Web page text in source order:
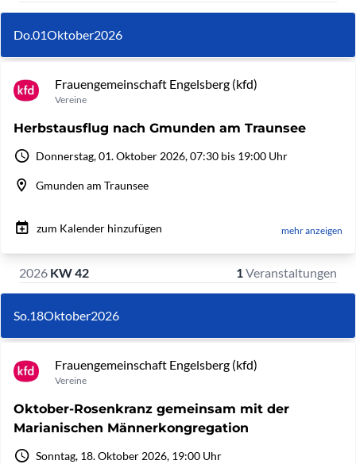
Do.01Oktober2026
Frauengemeinschaft Engelsberg (kfd)
Vereine
Herbstausflug nach Gmunden am Traunsee
Donnerstag, 01. Oktober 2026, 07:30 bis 19:00 Uhr
Gmunden am Traunsee
zum Kalender hinzufügen mehr anzeigen
2026 KW 42 1Veranstaltungen
So.18Oktober2026
Frauengemeinschaft Engelsberg (kfd)
Vereine
Oktober-Rosenkranz gemeinsam mit der
Marianischen Männerkongregation
Sonntag, 18. Oktober 2026, 19:00 Uhr